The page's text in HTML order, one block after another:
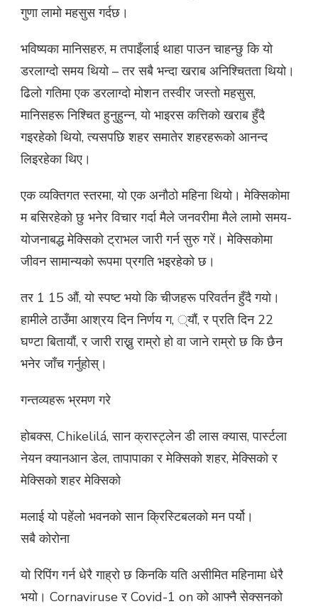
गुणा लामो महसुस गर्दछ।
भविष्यका मानिसहरु, म तपाइँलाई थाहा पाउन चाहन्छु कि यो
डरलाग्दो समय थियो – तर सबै भन्दा खराब अनिश्चितता थियो।
ढिलो गतिमा एक डरलाग्दो मोशन तस्वीर जस्तो महसुस,
मानिसहरू निश्चित हुनुहुन्न, यो भाइरस कत्तिको खराब हुँदै
गइरहेको थियो, त्यसपछि शहर समातेर शहरहरूको आनन्द
लिइरहेका थिए।
एक व्यक्तिगत स्तरमा, यो एक अनौठो महिना थियो। मेक्सिकोमा
म बसिरहेको छु भनेर विचार गर्दा मैले जनवरीमा मैले लामो समय-
योजनाबद्ध मेक्सिको ट्राभल जारी गर्न सुरु गरें। मेक्सिकोमा
जीवन सामान्यको रूपमा प्रगति भइरहेको छ।
तर 1 15 औं, यो स्पष्ट भयो कि चीजहरू परिवर्तन हुँदै गयो।
हामीले ठाउँमा आश्रय दिन निर्णय ग, ्यौं, र प्रति दिन 22
घण्टा बितायौं, र जारी राख्नु राम्रो हो वा जाने राम्रो छ कि छैन
भनेर जाँच गर्नुहोस्।
गन्तव्यहरू भ्रमण गरे
होबक्स, Chikelilá, सान क्रास्ट्लेन डी लास क्यास, पार्स्टला
नेयन क्यानआन डेल, तापापाका र मेक्सिको शहर, मेक्सिको र
मेक्सिको शहर मेक्सिको
मलाई यो पहेंलो भवनको सान क्रिस्टिबलको मन पर्यो।
सबै कोरोना
यो रिपिंग गर्न धेरै गाह्रो छ किनकि यति असीमित महिनामा धेरै
भयो। Cornaviruse र Covid-1 on को आफ्नै सेक्सनको